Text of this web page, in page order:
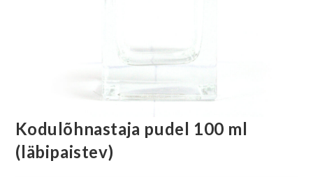
Kodulõhnastaja pudel 100 ml
(läbipaistev)